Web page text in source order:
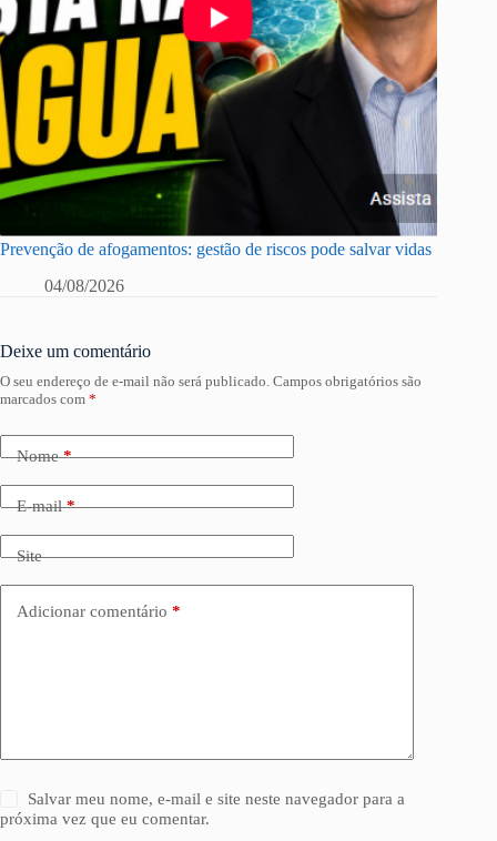
Prevenção de afogamentos: gestão de riscos pode salvar vidas
04/08/2026
Deixe um comentário
O seu endereço de e-mail não será publicado. Campos obrigatórios são
marcados com *
Nome*
E-mail*
Site
Adicionar comentário *
Salvar meu nome, e-mail e site neste navegador para a
próxima vez que eu comentar.